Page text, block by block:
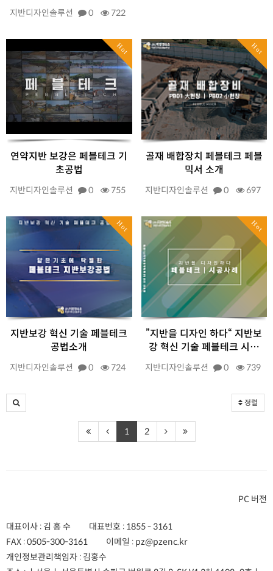
지반디자인솔루션 0 722
Hot
연약지반 보강은 페블테크 기
초공법
지반디자인솔루션 0 755
Hot
골재 배합장치 페블테크 페블
믹서 소개
지반디자인솔루션 0 697
Hot
지반보강 혁신 기술 페블테크
공법소개
지반디자인솔루션 0 724
Hot
”지반을 디자인 하다“ 지반보
강 혁신 기술 페블테크 시…
지반디자인솔루션 0 739
정렬
1 2
PC 버전
대표이사 : 김 홍 수 대표번호 : 1855 - 3161
FAX :0505-300-3161 이메일 : pz@pzenc.kr
개인정보관리책임자 : 김홍수